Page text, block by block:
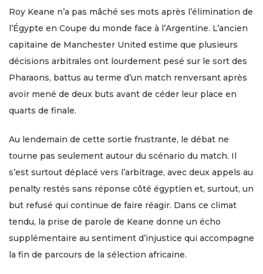
Roy Keane n’a pas mâché ses mots après l’élimination de
l’Égypte en Coupe du monde face à l’Argentine. L’ancien
capitaine de Manchester United estime que plusieurs
décisions arbitrales ont lourdement pesé sur le sort des
Pharaons, battus au terme d’un match renversant après
avoir mené de deux buts avant de céder leur place en
quarts de finale.
Au lendemain de cette sortie frustrante, le débat ne
tourne pas seulement autour du scénario du match. Il
s’est surtout déplacé vers l’arbitrage, avec deux appels au
penalty restés sans réponse côté égyptien et, surtout, un
but refusé qui continue de faire réagir. Dans ce climat
tendu, la prise de parole de Keane donne un écho
supplémentaire au sentiment d’injustice qui accompagne
la fin de parcours de la sélection africaine.